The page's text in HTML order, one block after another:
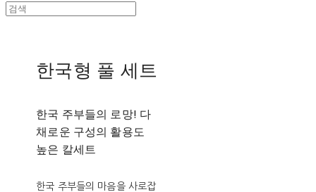
한국형 풀 세트
한국 주부들의 로망! 다
채로운 구성의 활용도
높은 칼세트
한국 주부들의 마음을 사로잡